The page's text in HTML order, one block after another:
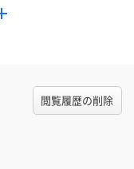
閲覧履歴の削除